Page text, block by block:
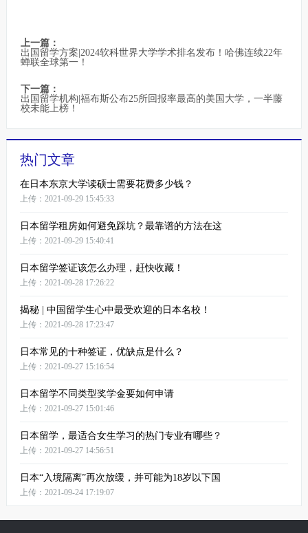
上一篇：
出国留学方案|2024软科世界大学学术排名发布！哈佛连续22年
蝉联全球第一！
下一篇：
出国留学机构|福布斯公布25所回报率最高的美国大学，一半藤
校未能上榜！
热门文章
在日本东京大学读硕士需要花费多少钱？
上传：2021-09-29 15:45:33
日本留学租房如何避免踩坑？最靠谱的方法在这
上传：2021-09-29 15:40:41
日本留学签证该怎么办理，赶快收藏！
上传：2021-09-28 17:26:22
揭秘 | 中国留学生心中最受欢迎的日本名校！
上传：2021-09-28 17:23:47
日本常见的十种签证，优缺点是什么？
上传：2021-09-27 15:16:54
日本留学不同类型奖学金要如何申请
上传：2021-09-27 15:01:46
日本留学，最适合女生学习的热门专业有哪些？
上传：2021-09-27 14:56:51
日本“入境隔离”再次放缓，并可能为18岁以下国
上传：2021-09-24 17:19:07